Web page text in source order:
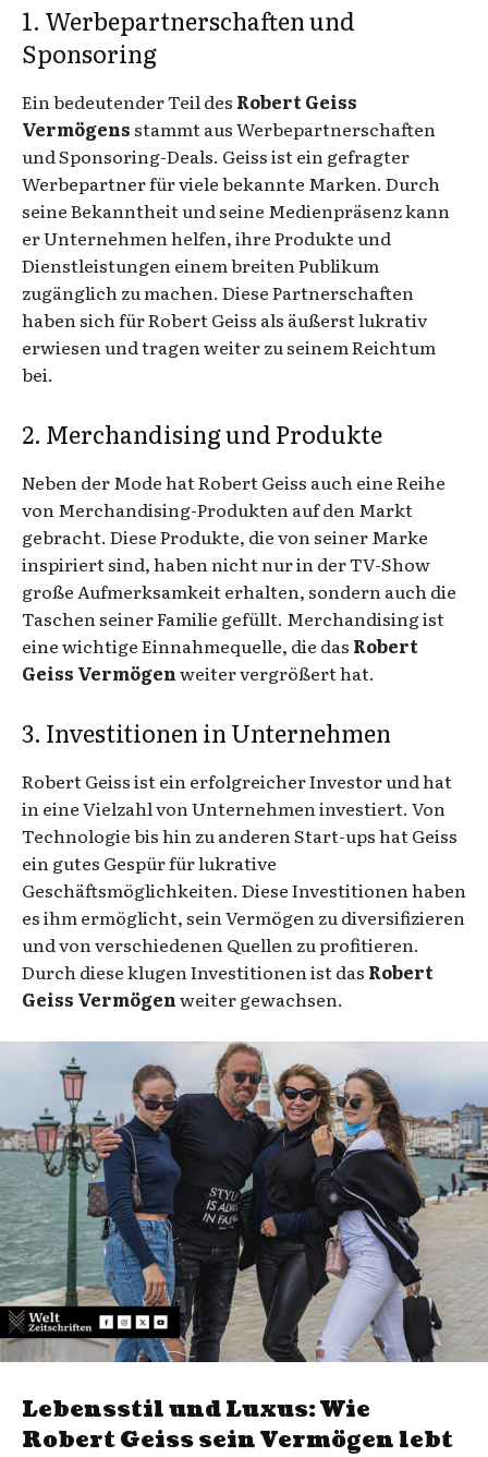
1. Werbepartnerschaften und
Sponsoring
Ein bedeutender Teil des Robert Geiss
Vermögens stammt aus Werbepartnerschaften
und Sponsoring-Deals. Geiss ist ein gefragter
Werbepartner für viele bekannte Marken. Durch
seine Bekanntheit und seine Medienpräsenz kann
er Unternehmen helfen, ihre Produkte und
Dienstleistungen einem breiten Publikum
zugänglich zu machen. Diese Partnerschaften
haben sich für Robert Geiss als äußerst lukrativ
erwiesen und tragen weiter zu seinem Reichtum
bei.
2. Merchandising und Produkte
Neben der Mode hat Robert Geiss auch eine Reihe
von Merchandising-Produkten auf den Markt
gebracht. Diese Produkte, die von seiner Marke
inspiriert sind, haben nicht nur in der TV-Show
große Aufmerksamkeit erhalten, sondern auch die
Taschen seiner Familie gefüllt. Merchandising ist
eine wichtige Einnahmequelle, die das Robert
Geiss Vermögenweiter vergrößert hat.
3. Investitionen in Unternehmen
Robert Geiss ist ein erfolgreicher Investor und hat
in eine Vielzahl von Unternehmen investiert. Von
Technologie bis hin zu anderen Start-ups hat Geiss
ein gutes Gespür für lukrative
Geschäftsmöglichkeiten. Diese Investitionen haben
es ihm ermöglicht, sein Vermögen zu diversifizieren
und von verschiedenen Quellen zu profitieren.
Durch diese klugen Investitionen ist das Robert
Geiss Vermögenweiter gewachsen.
Lebensstil und Luxus: Wie
Robert Geiss sein Vermögen lebt